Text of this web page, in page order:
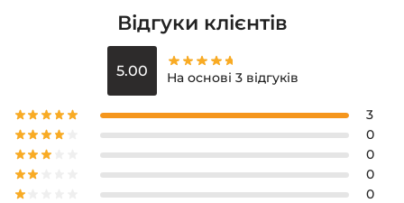
Відгуки клієнтів
5.00 На основі 3 відгуків
3
0
0
0
0